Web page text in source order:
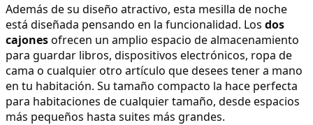
Además de su diseño atractivo, esta mesilla de noche
está diseñada pensando en la funcionalidad. Los dos
cajones ofrecen un amplio espacio de almacenamiento
para guardar libros, dispositivos electrónicos, ropa de
cama o cualquier otro artículo que desees tener a mano
en tu habitación. Su tamaño compacto la hace perfecta
para habitaciones de cualquier tamaño, desde espacios
más pequeños hasta suites más grandes.